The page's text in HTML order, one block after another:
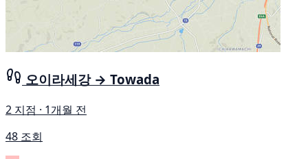
오이라세강 → Towada
2 지점 · 1개월 전
48 조회